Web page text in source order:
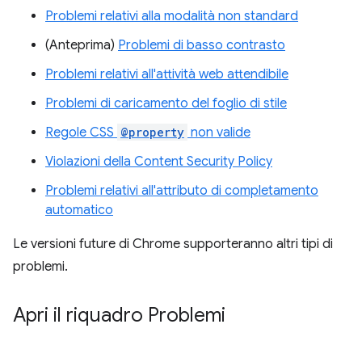
Problemi relativi alla modalità non standard
(Anteprima) Problemi di basso contrasto
Problemi relativi all'attività web attendibile
Problemi di caricamento del foglio di stile
Regole CSS @property non valide
Violazioni della Content Security Policy
Problemi relativi all'attributo di completamento
automatico
Le versioni future di Chrome supporteranno altri tipi di
problemi.
Apri il riquadro Problemi